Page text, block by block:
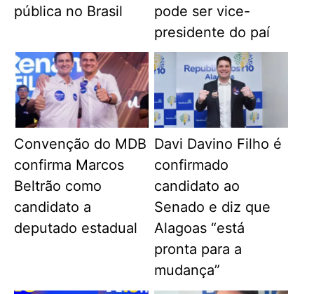
pública no Brasil
pode ser vice-
presidente do paí
Convenção do MDB
confirma Marcos
Beltrão como
candidato a
deputado estadual
Davi Davino Filho é
confirmado
candidato ao
Senado e diz que
Alagoas “está
pronta para a
mudança”